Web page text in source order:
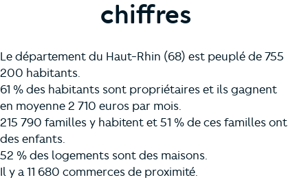
chiffres
Le département du Haut-Rhin (68) est peuplé de 755
200 habitants.
61 % des habitants sont propriétaires et ils gagnent
en moyenne 2 710 euros par mois.
215 790 familles y habitent et 51 % de ces familles ont
des enfants.
52 % des logements sont des maisons.
Il y a 11 680 commerces de proximité.